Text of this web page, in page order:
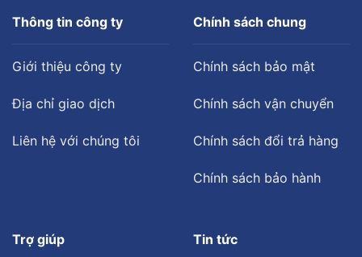
Thông tin công ty
Giới thiệu công ty
Địa chỉ giao dịch
Liên hệ với chúng tôi
Chính sách chung
Chính sách bảo mật
Chính sách vận chuyển
Chính sách đổi trả hàng
Chính sách bảo hành
Trợ giúp Tin tức